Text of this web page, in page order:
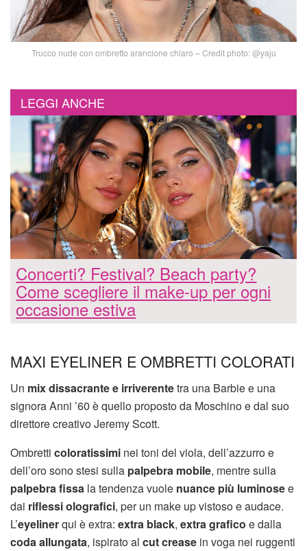
Trucco nude con ombretto arancione chiaro – Credit photo: @yaju
LEGGI ANCHE
Concerti? Festival? Beach party?
Come scegliere il make-up per ogni
occasione estiva
MAXI EYELINER E OMBRETTI COLORATI
Un mix dissacrante e irriverentetra una Barbie e una
signora Anni ’60 è quello proposto da Moschino e dal suo
direttore creativo Jeremy Scott.
Ombretti coloratissimi nei toni del viola, dell’azzurro e
dell’oro sono stesi sulla palpebra mobile, mentre sulla
palpebra fissa la tendenza vuole nuance più luminosee
dai riflessi olografici, per un make up vistoso e audace.
L’eyelinerqui è extra: extra black, extra grafico e dalla
coda allungata, ispirato al cut crease in voga nei ruggenti